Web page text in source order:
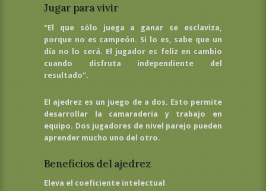
Jugar para vivir
"El que sólo juega a ganar se esclaviza,
porque no es campeón. Si lo es, sabe que un
día no lo será. El jugador es feliz en cambio
cuando disfruta independiente del
resultado".
El ajedrez es un juego de a dos. Esto permite
desarrollar la camaradería y trabajo en
equipo. Dos jugadores de nivel parejo pueden
aprender mucho uno del otro.
Beneficios del ajedrez
Eleva el coeficiente intelectual